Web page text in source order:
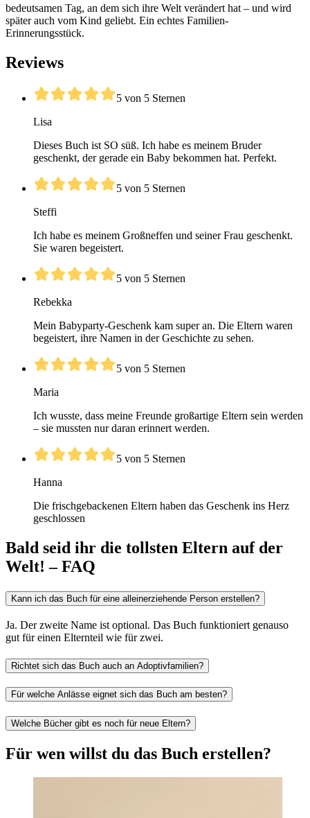
bedeutsamen Tag, an dem sich ihre Welt verändert hat – und wird
später auch vom Kind geliebt. Ein echtes Familien-
Erinnerungsstück.
Reviews
5 von 5 Sternen
Lisa
Dieses Buch ist SO süß. Ich habe es meinem Bruder
geschenkt, der gerade ein Baby bekommen hat. Perfekt.
5 von 5 Sternen
Steffi
Ich habe es meinem Großneffen und seiner Frau geschenkt.
Sie waren begeistert.
5 von 5 Sternen
Rebekka
Mein Babyparty-Geschenk kam super an. Die Eltern waren
begeistert, ihre Namen in der Geschichte zu sehen.
5 von 5 Sternen
Maria
Ich wusste, dass meine Freunde großartige Eltern sein werden
– sie mussten nur daran erinnert werden.
5 von 5 Sternen
Hanna
Die frischgebackenen Eltern haben das Geschenk ins Herz
geschlossen
Bald seid ihr die tollsten Eltern auf der
Welt! – FAQ
Kann ich das Buch für eine alleinerziehende Person erstellen?
Ja. Der zweite Name ist optional. Das Buch funktioniert genauso
gut für einen Elternteil wie für zwei.
Richtet sich das Buch auch an Adoptivfamilien?
Für welche Anlässe eignet sich das Buch am besten?
Welche Bücher gibt es noch für neue Eltern?
Für wen willst du das Buch erstellen?